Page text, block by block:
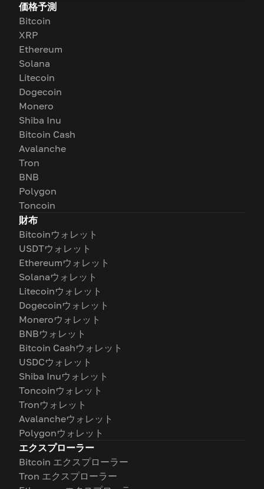
価格予測
Bitcoin
XRP
Ethereum
Solana
Litecoin
Dogecoin
Monero
Shiba Inu
Bitcoin Cash
Avalanche
Tron
BNB
Polygon
Toncoin
財布
Bitcoinウォレット
USDTウォレット
Ethereumウォレット
Solanaウォレット
Litecoinウォレット
Dogecoinウォレット
Moneroウォレット
BNBウォレット
Bitcoin Cashウォレット
USDCウォレット
Shiba Inuウォレット
Toncoinウォレット
Tronウォレット
Avalancheウォレット
Polygonウォレット
エクスプローラー
Bitcoin エクスプローラー
Tron エクスプローラー